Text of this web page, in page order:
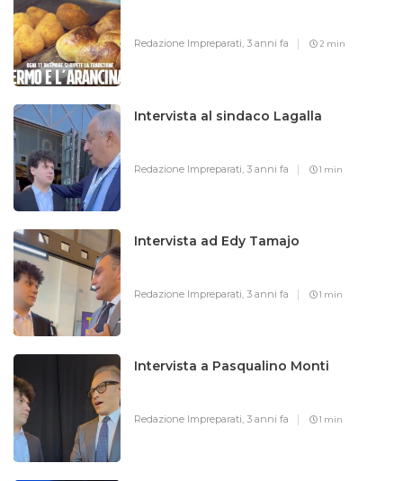
Redazione Impreparati,3 anni fa 2 min
Intervista al sindaco Lagalla
Redazione Impreparati,3 anni fa 1 min
Intervista ad Edy Tamajo
Redazione Impreparati,3 anni fa 1 min
Intervista a Pasqualino Monti
Redazione Impreparati,3 anni fa 1 min